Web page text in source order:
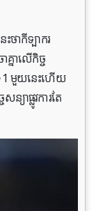
ថាកីទ្បាករ
នាលើកិច្ច
1 មួយនេះហើយ
ាផ្លូវការតែ